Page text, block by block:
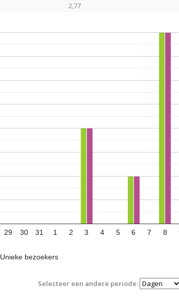
2,77
Unieke bezoekers
29 30 31 1 2 3 4 5 6 7 8
Selecteer een andere periode: